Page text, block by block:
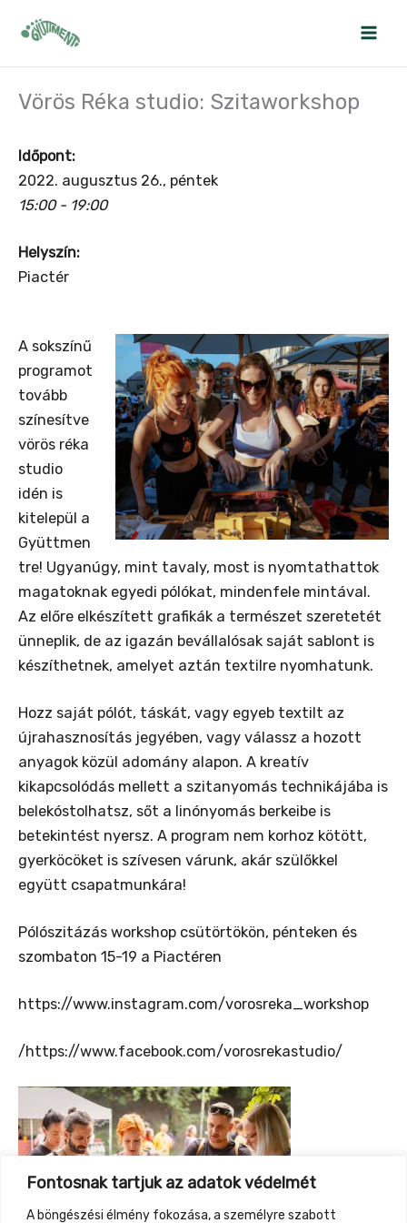
Fontosnak tartjuk az adatok védelmét
A böngészési élmény fokozása, a személyre szabott
Vörös Réka studio: Szitaworkshop
Időpont:
2022. augusztus 26., péntek
15:00 - 19:00
Helyszín:
Piactér
A sokszínű
programot
tovább
színesítve
vörös réka
studio
idén is
kitelepül a
Gyüttmen
tre! Ugyanúgy, mint tavaly, most is nyomtathattok
magatoknak egyedi pólókat, mindenfele mintával.
Az előre elkészített grafikák a természet szeretetét
ünneplik, de az igazán bevállalósak saját sablont is
készíthetnek, amelyet aztán textilre nyomhatunk.
Hozz saját pólót, táskát, vagy egyeb textilt az
újrahasznosítás jegyében, vagy válassz a hozott
anyagok közül adomány alapon. A kreatív
kikapcsolódás mellett a szitanyomás technikájába is
belekóstolhatsz, sőt a linónyomás berkeibe is
betekintést nyersz. A program nem korhoz kötött,
gyerköcöket is szívesen várunk, akár szülőkkel
együtt csapatmunkára!
Pólószitázás workshop csütörtökön, pénteken és
szombaton 15-19 a Piactéren
https://www.instagram.com/vorosreka_workshop
/https://www.facebook.com/vorosrekastudio/